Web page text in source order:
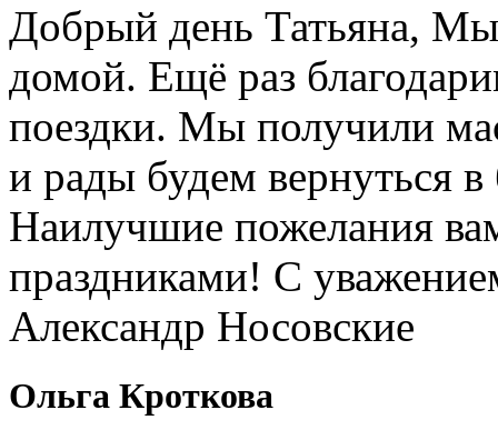
Добрый день Татьяна,
домой. Ещё раз
поездки. Мы получили
и рады будем вернуться
Наилучшие пожелания
праздниками! С
Александр Носовские
Ольга Кроткова